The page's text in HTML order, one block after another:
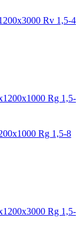
Rv 1,5-4
Rg 1,5-8